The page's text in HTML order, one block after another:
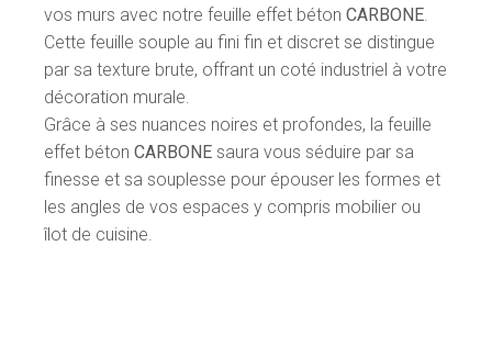
vos murs avec notre feuille effet bétonCARBONE.
Cette feuille souple au fini fin et discret se distingue
par sa texture brute, offrant un coté industriel à votre
décoration murale.
Grâce à ses nuances noires et profondes, la feuille
effet bétonCARBONE saura vous séduire par sa
finesse et sa souplesse pour épouser les formes et
les angles de vos espaces y compris mobilier ou
îlot de cuisine.